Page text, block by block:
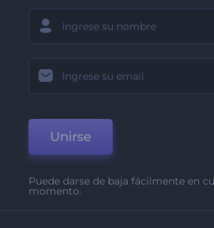
Unirse
Puede darse de baja fácilmente en
momento.